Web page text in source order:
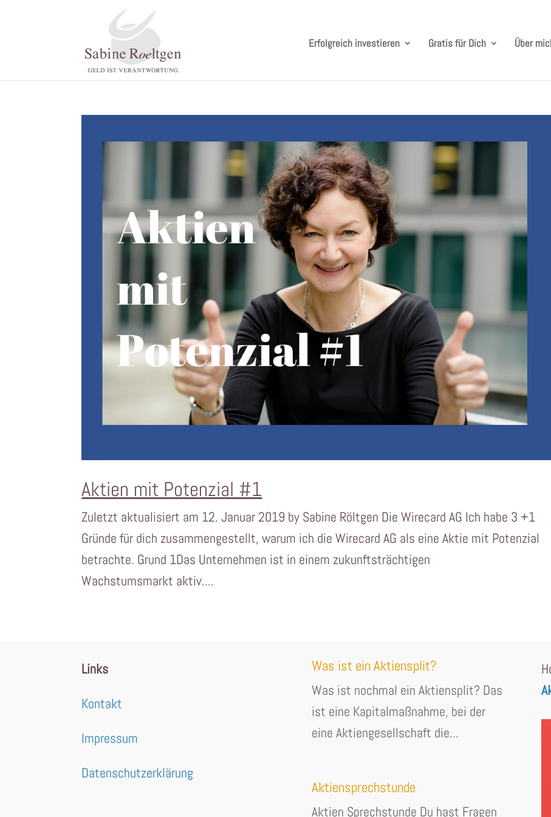
Erfolgreich investieren Gratis für Dich Über
Aktien mit Potenzial #1
Zuletzt aktualisiert am 12. Januar 2019 by Sabine Röltgen Die Wirecard AG Ich habe 3 +1
Gründe für dich zusammengestellt, warum ich die Wirecard AG als eine Aktie mit Potenzial
betrachte. Grund 1Das Unternehmen ist in einem zukunftsträchtigen
Wachstumsmarkt aktiv....
Links
Kontakt
Impressum
Datenschutzerklärung
Was ist ein Aktiensplit?
Was ist nochmal ein Aktiensplit? Das
ist eine Kapitalmaßnahme, bei der
eine Aktiengesellschaft die...
Aktiensprechstunde
Aktien Sprechstunde Du hast Fragen